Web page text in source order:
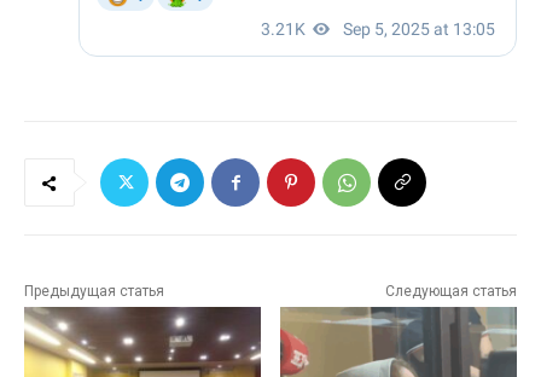
Предыдущая статья Следующая статья